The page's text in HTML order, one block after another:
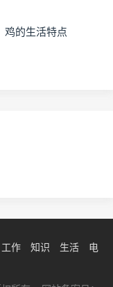
鸡的生活特点
工作 知识 生活
电